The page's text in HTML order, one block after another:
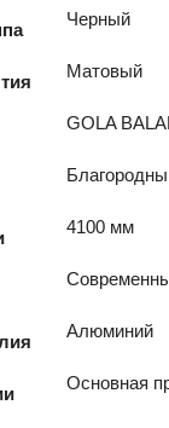
Черный
Матовый
GOLA
4100 мм
Алюминий
Основная